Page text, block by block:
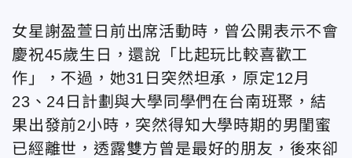
女星謝盈萱日前出席活動時，曾公開表示不會
慶祝45歲生日，還說「比起玩比較喜歡工
作」，不過，她31日突然坦承，原定12月
23、24日計劃與大學同學們在台南班聚，結
果出發前2小時，突然得知大學時期的男閨蜜
已經離世，透露雙方曾是最好的朋友，後來卻